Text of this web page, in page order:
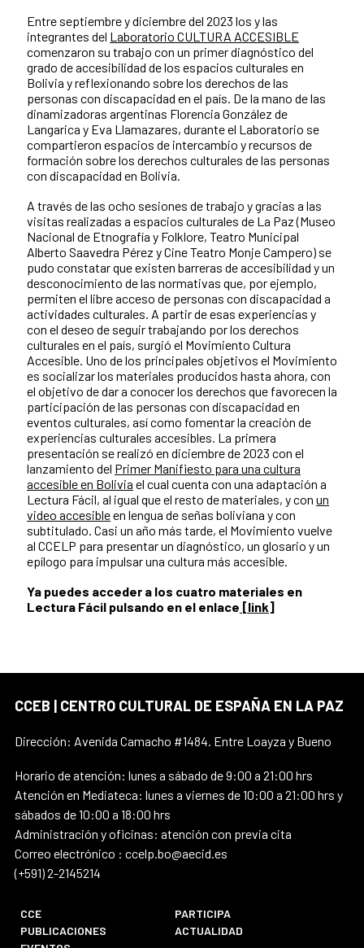
Entre septiembre y diciembre del 2023 los y las
integrantes del Laboratorio CULTURA ACCESIBLE
comenzaron su trabajo con un primer diagnóstico del
grado de accesibilidad de los espacios culturales en
Bolivia y reflexionando sobre los derechos de las
personas con discapacidad en el país. De la mano de las
dinamizadoras argentinas Florencia González de
Langarica y Eva Llamazares, durante el Laboratorio se
compartieron espacios de intercambio y recursos de
formación sobre los derechos culturales de las personas
con discapacidad en Bolivia.
A través de las ocho sesiones de trabajo y gracias a las
visitas realizadas a espacios culturales de La Paz (Museo
Nacional de Etnografía y Folklore, Teatro Municipal
Alberto Saavedra Pérez y Cine Teatro Monje Campero) se
pudo constatar que existen barreras de accesibilidad y un
desconocimiento de las normativas que, por ejemplo,
permiten el libre acceso de personas con discapacidad a
actividades culturales. A partir de esas experiencias y
con el deseo de seguir trabajando por los derechos
culturales en el país, surgió el Movimiento Cultura
Accesible. Uno de los principales objetivos el Movimiento
es socializar los materiales producidos hasta ahora, con
el objetivo de dar a conocer los derechos que favorecen la
participación de las personas con discapacidad en
eventos culturales, así como fomentar la creación de
experiencias culturales accesibles. La primera
presentación se realizó en diciembre de 2023 con el
lanzamiento del Primer Manifiesto para una cultura
accesible en Bolivia el cual cuenta con una adaptación a
Lectura Fácil, al igual que el resto de materiales, y con un
video accesibleen lengua de señas boliviana y con
subtitulado. Casi un año más tarde, el Movimiento vuelve
al CCELP para presentar un diagnóstico, un glosario y un
epílogo para impulsar una cultura más accesible.
Ya puedes acceder a los cuatro materiales en
Lectura Fácil pulsando en el enlace [link]
CCEB | CENTRO CULTURAL DE ESPAÑA EN LA PAZ
Dirección: Avenida Camacho #1484. Entre Loayza y Bueno
Horario de atención: lunes a sábado de 9:00 a 21:00 hrs
Atención en Mediateca: lunes a viernes de 10:00 a 21:00 hrs y
sábados de 10:00 a 18:00 hrs
Administración y oficinas: atención con previa cita
Correo electrónico : ccelp.bo@aecid.es
(+591) 2-2145214
CCE
PARTICIPA
PUBLICACIONES
ACTUALIDAD